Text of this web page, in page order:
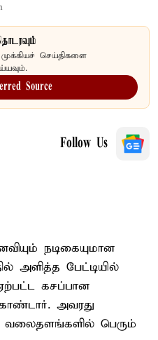
செய்திகளை
Source
Follow Us
நடிகையுமான
அளித்த பேட்டியில்
கசப்பான
அவரது
வலைதளங்களில் பெரும்